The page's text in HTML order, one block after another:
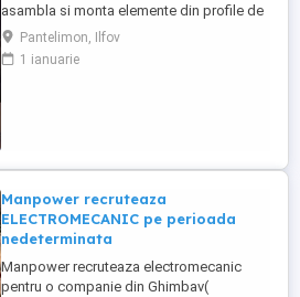
asambla si monta elemente din profile de
aluminiu, sa fie o persoana serioasa, cu
simtul responsabilitatii. Este un avantaj
permis auto categoria B, dar nu este
Pantelimon, Ilfov
1 ianuarie
Manpower recruteaza
ELECTROMECANIC pe perioada
nedeterminata
Manpower recruteaza electromecanic
pentru o companie din Ghimbav(